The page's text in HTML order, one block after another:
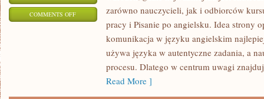
COMMENTS OFFON
ANGIELSKU
zarówno nauczycieli, jak i odbiorców
pracy i Pisanie po angielsku. Idea strony
komunikacja w języku angielskim
używa języka w autentyczne zadania, a
procesu. Dlatego w centrum uwagi
Read More ]